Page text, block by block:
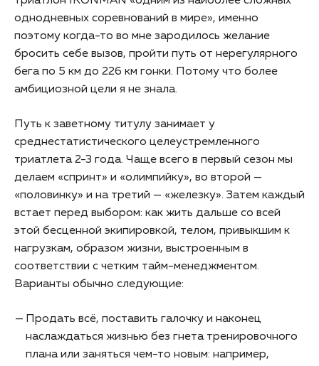
однодневных соревнований в мире», именно
поэтому когда-то во мне зародилось желание
бросить себе вызов, пройти путь от нерегулярного
бега по 5 км до 226 км гонки. Потому что более
амбициозной цели я не знала.
Путь к заветному титулу занимает у
среднестатистического целеустремленного
триатлета 2-3 года. Чаще всего в первый сезон мы
делаем «спринт» и «олимпийку», во второй —
«половинку» и на третий — «железку». Затем каждый
встает перед выбором: как жить дальше со всей
этой бесценной экипировкой, телом, привыкшим к
нагрузкам, образом жизни, выстроенным в
соответствии с четким тайм-менеджментом.
Варианты обычно следующие:
Продать всё, поставить галочку и наконец
наслаждаться жизнью без гнета тренировочного
плана или заняться чем-то новым: например,